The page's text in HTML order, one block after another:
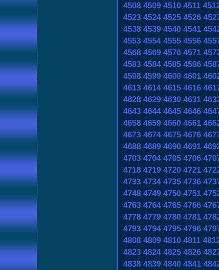
4508 4509 4510 4511
4523 4524 4525 4526
4538 4539 4540 4541
4553 4554 4555 4556
4568 4569 4570 4571
4583 4584 4585 4586
4598 4599 4600 4601
4613 4614 4615 4616
4628 4629 4630 4631
4643 4644 4645 4646
4658 4659 4660 4661
4673 4674 4675 4676
4688 4689 4690 4691
4703 4704 4705 4706
4718 4719 4720 4721
4733 4734 4735 4736
4748 4749 4750 4751
4763 4764 4765 4766
4778 4779 4780 4781
4793 4794 4795 4796
4808 4809 4810 4811
4823 4824 4825 4826
4838 4839 4840 4841